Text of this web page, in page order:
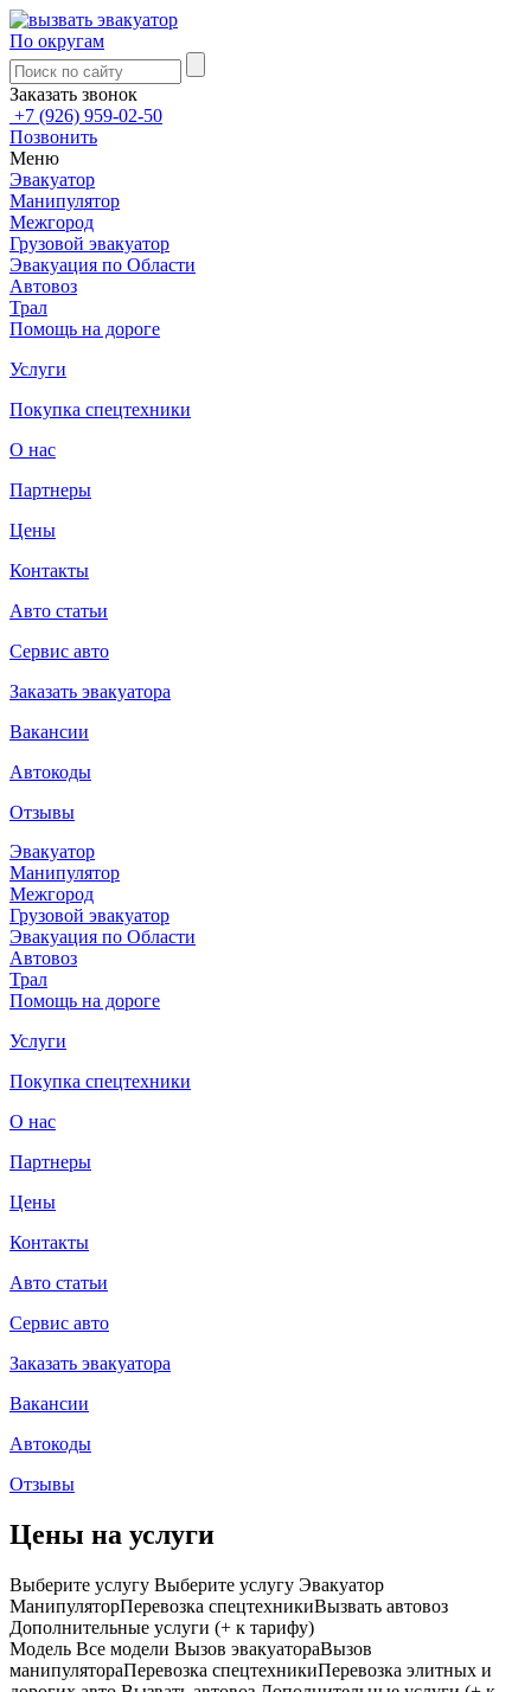
По округам
Заказать звонок
+7 (926) 959-02-50
Позвонить
Меню
Эвакуатор
Манипулятор
Межгород
Грузовой эвакуатор
Эвакуация по Области
Автовоз
Трал
Помощь на дороге
Услуги
Покупка спецтехники
О нас
Партнеры
Цены
Контакты
Авто статьи
Сервис авто
Заказать эвакуатора
Вакансии
Автокоды
Отзывы
Эвакуатор
Манипулятор
Межгород
Грузовой эвакуатор
Эвакуация по Области
Автовоз
Трал
Помощь на дороге
Услуги
Покупка спецтехники
О нас
Партнеры
Цены
Контакты
Авто статьи
Сервис авто
Заказать эвакуатора
Вакансии
Автокоды
Отзывы
Цены на услуги
Выберите услугу Выберите услугу Эвакуатор
МанипуляторПеревозка спецтехникиВызвать автовоз
Дополнительные услуги (+ к тарифу)
Модель Все модели Вызов эвакуатораВызов
манипулятораПеревозка спецтехникиПеревозка элитных и